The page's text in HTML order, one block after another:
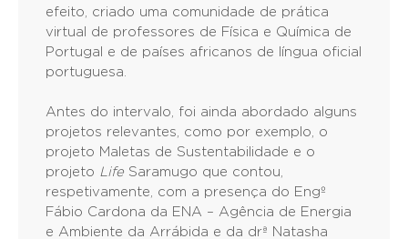
efeito, criado uma comunidade de prática
virtual de professores de Física e Química de
Portugal e de países africanos de língua oficial
portuguesa.
Antes do intervalo, foi ainda abordado alguns
projetos relevantes, como por exemplo, o
projeto Maletas de Sustentabilidade e o
projeto Life Saramugo que contou,
respetivamente, com a presença do Engº
Fábio Cardona da ENA – Agência de Energia
e Ambiente da Arrábida e da drª Natasha